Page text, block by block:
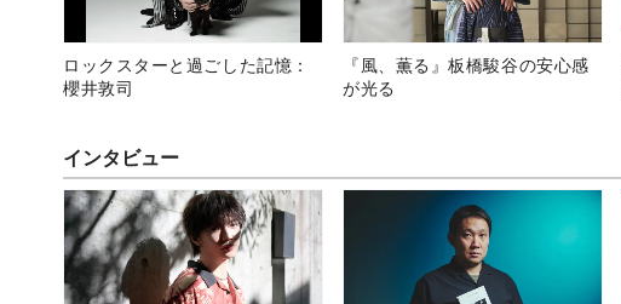
ロックスターと過ごした記憶：
櫻井敦司
『風、薫る』板橋駿谷の安心感
が光る
インタビュー